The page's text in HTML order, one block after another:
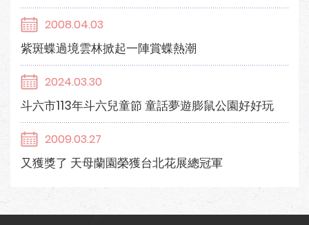
2008.04.03
紫斑蝶過境雲林掀起一陣賞蝶熱潮
2024.03.30
斗六市113年斗六兒童節 童話夢遊膨鼠公園好好玩
2009.03.27
又獲獎了 天母蘭園榮獲台北花展總冠軍